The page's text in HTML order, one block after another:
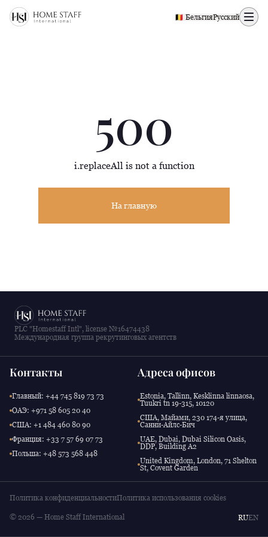
500 page
🇧🇪 БельгияРусский
500
i.replaceAll is not a function
На главную
PLC "Homestaff Intl", license №16474438
Международная группа рекрутинговых агентств
Контакты
Главный: +44 745 819 73 73
ОАЭ: +971 58 605 20 40
США: +1 484 460 80 90
Франция: +33 7 57 69 07 73
Польша: +48 573 568 448
Адреса офисов
Estonia, Tallinn, Kesklinna linnaosa,
Tuukri tn 19-315, 10120
США, Майами, 230 174-я улица,
Санни-Айлс-Бич
UAE, Dubai, Dubai Silicon Oasis,
DDP, Building A2
United Kingdom, London, 71 Shelton
St, Covent Garden
Политика конфиденциальностиПолитика использования cookies
© 2026 — Home Staff International RUEN